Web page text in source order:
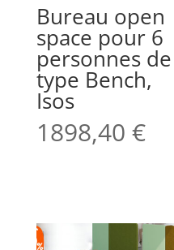
Bureau open
space pour 6
personnes de
type Bench,
Isos
1898,40 €